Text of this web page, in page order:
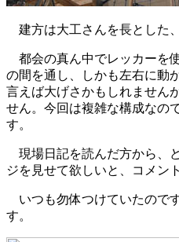
建方は大工さんを長とした
都会の真ん中でレッカーを
の間を通し、しかも左右に動
言えば大げさかもしれません
せん。今回は複雑な構成なの
す。
現場日記を読んだ方から、
ジを見せて欲しいと、コメン
いつも勿体つけていたので
す。